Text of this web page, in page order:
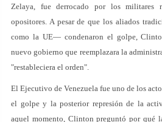
Zelaya, fue derrocado por los militares
opositores. A pesar de que los aliados
como la UE— condenaron el golpe,
nuevo gobierno que reemplazara la
"restableciera el orden".
El Ejecutivo de Venezuela fue uno de los
el golpe y la posterior represión de la
aquel momento, Clinton preguntó por qué